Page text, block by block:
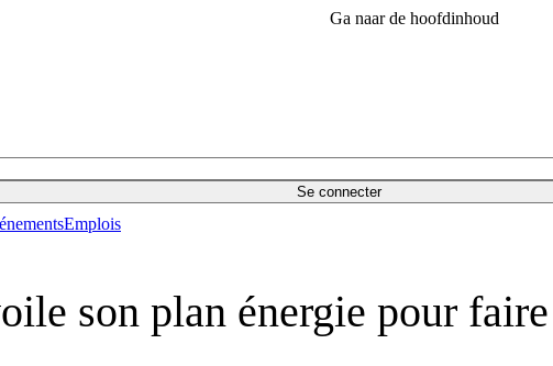
Ga naar de hoofdinhoud
Se connecter
Emplois
son plan énergie pour